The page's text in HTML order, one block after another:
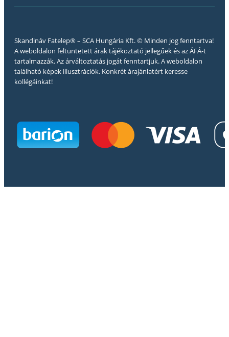
Skandináv Fatelep® – SCA Hungária Kft. © Minden jog fenntartva!
A weboldalon feltüntetett árak tájékoztató jellegűek és az ÁFÁ-t
tartalmazzák. Az árváltoztatás jogát fenntartjuk. A weboldalon
található képek illusztrációk. Konkrét árajánlatért keresse
kollégáinkat!